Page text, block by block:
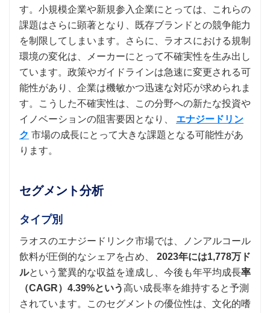
す。小規模企業や新規参入企業にとっては、これらの
課題はさらに顕著となり、既存ブランドとの競争能力
を制限してしまいます。さらに、ラオスにおける規制
環境の変化は、メーカーにとって不確実性を生み出し
ています。政策やガイドラインは急速に変更される可
能性があり、企業は機敏かつ迅速な対応が求められま
す。こうした不確実性は、この分野への新たな投資や
イノベーションの阻害要因となり、 エナジードリン
ク 市場の成長にとって大きな課題となる可能性があ
ります。
セグメント分析
タイプ別
ラオスのエナジードリンク市場では、ノンアルコール
飲料が圧倒的なシェアを占め、 2023年には1,778万ド
ルという驚異的な収益を達成し、今後も年平均成長率
（CAGR）4.39%という高い成長率を維持すると予測
されています。このセグメントの優位性は、文化的嗜